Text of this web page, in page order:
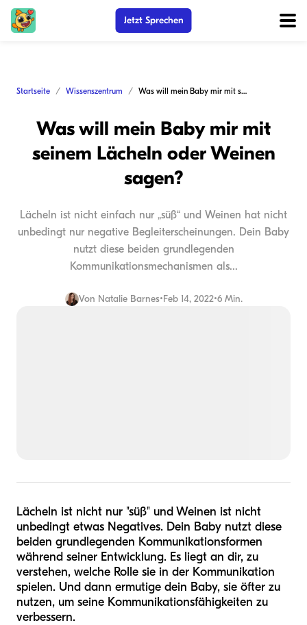
Jetzt Sprechen
Startseite Wissenszentrum Was will mein Baby mir mit seinem Lächeln oder Weinen sagen?
Was will mein Baby mir mit
seinem Lächeln oder Weinen
sagen?
Lächeln ist nicht einfach nur „süß“ und Weinen hat nicht
unbedingt nur negative Begleiterscheinungen. Dein Baby
nutzt diese beiden grundlegenden
Kommunikationsmechanismen als...
Von Natalie Barnes•Feb 14, 2022•6 Min.
Lächeln ist nicht nur "süß" und Weinen ist nicht
unbedingt etwas Negatives. Dein Baby nutzt diese
beiden grundlegenden Kommunikationsformen
während seiner Entwicklung. Es liegt an dir, zu
verstehen, welche Rolle sie in der Kommunikation
spielen. Und dann ermutige dein Baby, sie öfter zu
nutzen, um seine Kommunikationsfähigkeiten zu
verbessern.